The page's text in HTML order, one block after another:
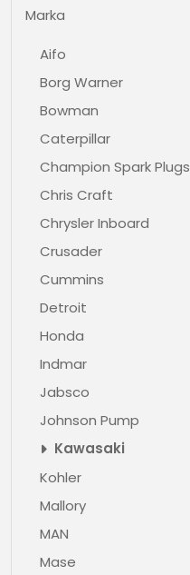
Marka
Aifo
Borg Warner
Bowman
Caterpillar
Champion Spark Plugs
Chris Craft
Chrysler Inboard
Crusader
Cummins
Detroit
Honda
Indmar
Jabsco
Johnson Pump
Kawasaki
Kohler
Mallory
MAN
Mase